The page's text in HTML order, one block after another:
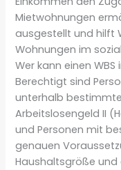
Mietwohnungen
ausgestellt und hilft
Wohnungen im
Wer kann einen
Berechtigt sind
unterhalb
Arbeitslosengeld II
und Personen mit
genauen
Haushaltsgröße und